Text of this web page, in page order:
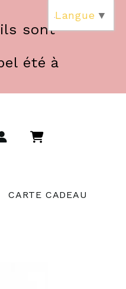
sont
été à
CARTE CADEAU
Langue ▼